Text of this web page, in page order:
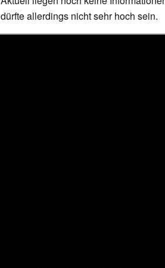
dürfte allerdings nicht sehr hoch sein.